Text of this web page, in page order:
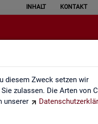
diesem Zweck setzen wir
zulassen. Die Arten von
unserer
INHALT KONTAKT